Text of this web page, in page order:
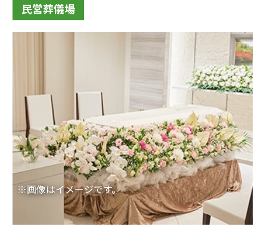
民営葬儀場
※画像はイメージです。